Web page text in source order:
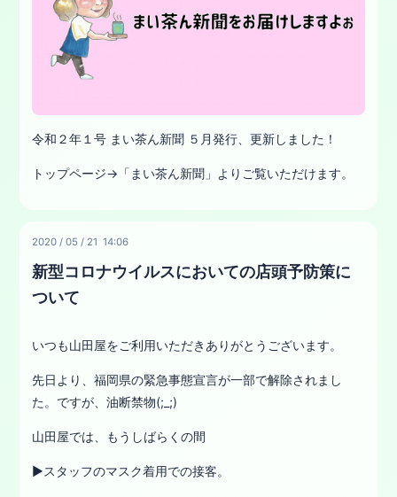
令和２年１号 まい茶ん新聞 ５月発行、更新しました！
トップページ→「まい茶ん新聞」よりご覧いただけます。
2020 /05 / 21 14:06
新型コロナウイルスにおいての店頭予防策に
ついて
いつも山田屋をご利用いただきありがとうございます。
先日より、福岡県の緊急事態宣言が一部で解除されまし
た。ですが、油断禁物(;_;)
山田屋では、もうしばらくの間
▶︎スタッフのマスク着用での接客。